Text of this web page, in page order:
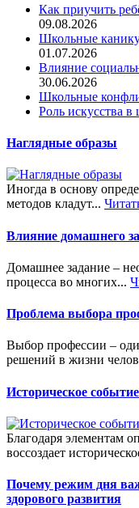
Как приучить
09.08.2026
Школьные
01.07.2026
Влияние
30.06.2026
Школьные
Роль искусства
Наглядные образы
Иногда в основу
методов кладут...
Влияние домашнего
Домашнее задание –
процесса во многих...
Проблема выбора
Выбор профессии –
решений в жизни
Историческое событие
Благодаря элементам
воссоздает
Почему режим дня
здорового развития